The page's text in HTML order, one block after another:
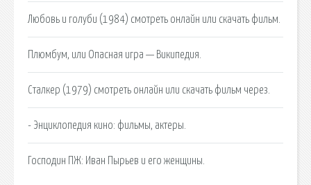
Любовь и голуби (1984) смотреть онлайн или скачать фильм.
Плюмбум, или Опасная игра — Википедия.
Сталкер (1979) смотреть онлайн или скачать фильм через.
- Энциклопедия кино: фильмы, актеры.
Господин ПЖ: Иван Пырьев и его женщины.